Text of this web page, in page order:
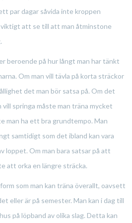
par dagar såvida inte kroppen
att se till att man åtminstone
beroende på hur långt man har tänkt
Om man vill tävla på korta sträckor
det man bör satsa på. Om det
springa måste man träna mycket
man ha ett bra grundtempo. Man
samtidigt som det ibland kan vara
Om man bara satsar på att
att orka en längre sträcka.
som man kan träna överallt, oavsett
eller är på semester. Man kan i dag till
på löpband av olika slag. Detta kan